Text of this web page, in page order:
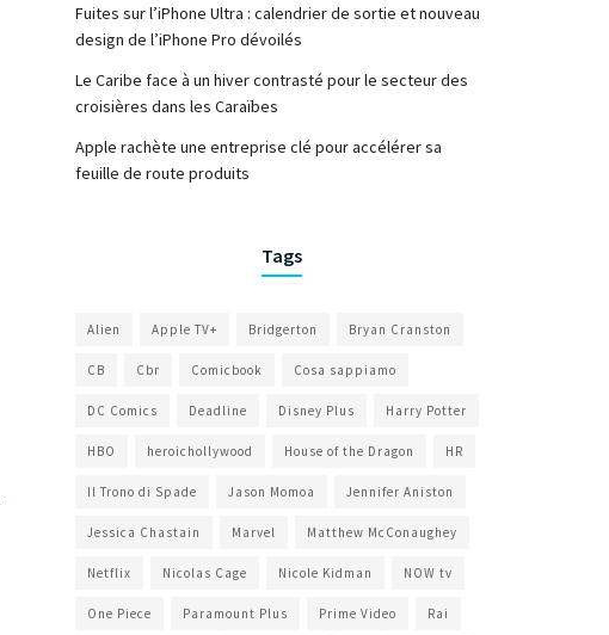
Fuites sur l’iPhone Ultra : calendrier de sortie et nouveau
design de l’iPhone Pro dévoilés
Le Caribe face à un hiver contrasté pour le secteur des
croisières dans les Caraïbes
Apple rachète une entreprise clé pour accélérer sa
feuille de route produits
Tags
Alien Apple TV+ Bridgerton Bryan Cranston
CB Cbr Comicbook Cosa sappiamo
DC Comics Deadline Disney Plus Harry Potter
HBO heroichollywood House of the Dragon HR
Il Trono di Spade Jason Momoa Jennifer Aniston
Jessica Chastain Marvel Matthew McConaughey
Netflix Nicolas Cage Nicole Kidman NOW tv
One Piece Paramount Plus Prime Video Rai